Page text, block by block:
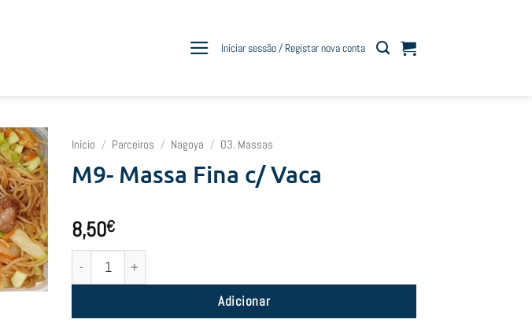
Iniciar sessão / Registar nova conta
Início / Parceiros / Nagoya / 03. Massas
M9- Massa Fina c/ Vaca
8,50€
Quantidade de M9- Massa Fina c/ Vaca
Adicionar